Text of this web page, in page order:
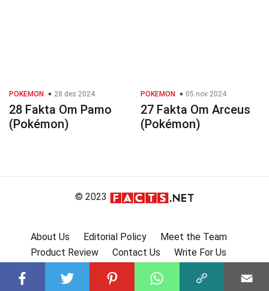
POKEMON 28 des 2024
28 Fakta Om Pamo
(Pokémon)
POKEMON 05 nov 2024
27 Fakta Om Arceus
(Pokémon)
© 2023
About Us Editorial Policy
Meet the Team
Product Review
Contact Us
Write For Us
Submit Facts
More Facts